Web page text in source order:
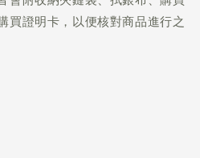
買證明卡，以便核對商品進行之